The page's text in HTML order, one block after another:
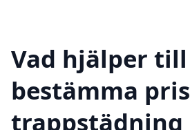
Vad hjälper
bestämma
trappstädning